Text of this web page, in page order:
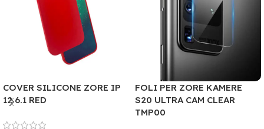
COVER SILICONE ZORE IP
12 6.1 RED
FOLI PER ZORE KAMERE
S20 ULTRA CAM CLEAR
TMP00